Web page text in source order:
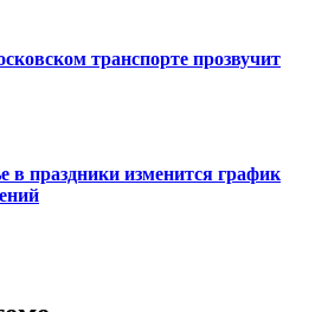
транспорте прозвучит
в праздники изменится график